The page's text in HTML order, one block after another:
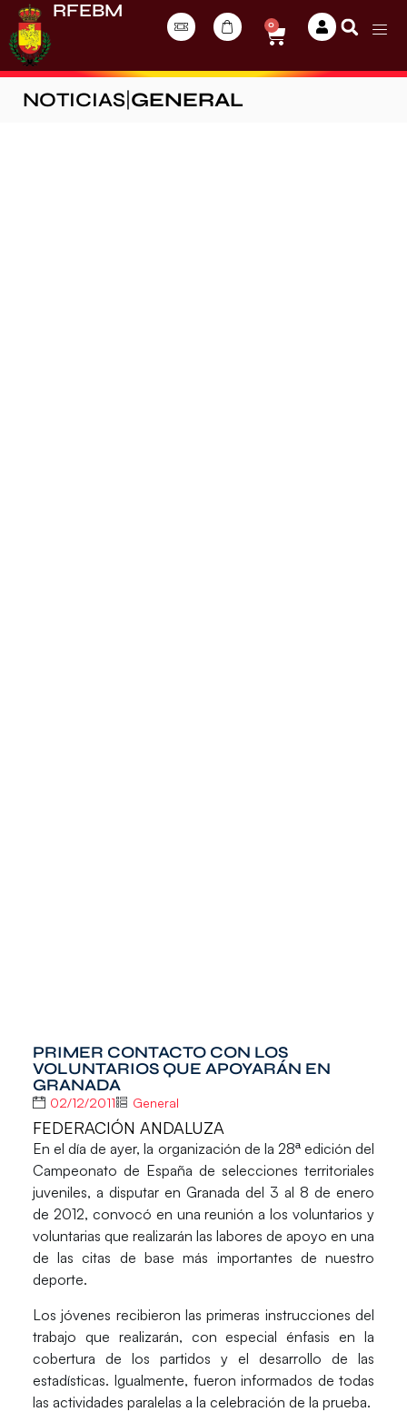
RFEBM
0
NOTICIAS GENERAL
PRIMER CONTACTO CON LOS
VOLUNTARIOS QUE APOYARÁN EN
GRANADA
02/12/2011 General
FEDERACIÓN ANDALUZA
En el día de ayer, la organización de la 28ª edición del
Campeonato de España de selecciones territoriales
juveniles, a disputar en Granada del 3 al 8 de enero
de 2012, convocó en una reunión a los voluntarios y
voluntarias que realizarán las labores de apoyo en una
de las citas de base más importantes de nuestro
deporte.
Los jóvenes recibieron las primeras instrucciones del
trabajo que realizarán, con especial énfasis en la
cobertura de los partidos y el desarrollo de las
estadísticas. Igualmente, fueron informados de todas
las actividades paralelas a la celebración de la prueba.